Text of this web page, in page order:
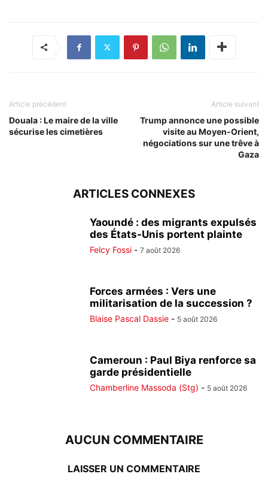
Article précédent
Douala : Le maire de la ville
sécurise les cimetières
Article suivant
Trump annonce une possible
visite au Moyen-Orient,
négociations sur une trêve à
Gaza
ARTICLES CONNEXES
Yaoundé : des migrants expulsés
des États-Unis portent plainte
Felcy Fossi - 7 août 2026
Forces armées : Vers une
militarisation de la succession ?
Blaise Pascal Dassie - 5 août 2026
Cameroun : Paul Biya renforce sa
garde présidentielle
Chamberline Massoda (Stg) - 5 août 2026
AUCUN COMMENTAIRE
LAISSER UN COMMENTAIRE